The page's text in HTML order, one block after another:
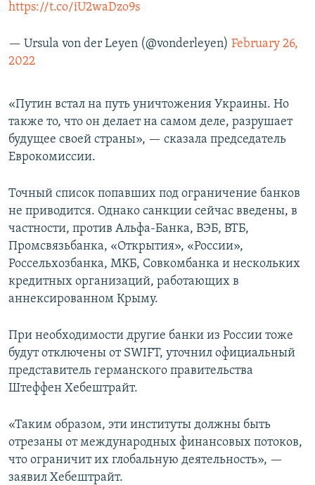
https://t.co/iU2waDzo9s
— Ursula von der Leyen (@vonderleyen) February 26,
2022
«Путин встал на путь уничтожения Украины. Но
также то, что он делает на самом деле, разрушает
будущее своей страны», — сказала председатель
Еврокомиссии.
Точный список попавших под ограничение банков
не приводится. Однако санкции сейчас введены, в
частности, против Альфа-Банка, ВЭБ, ВТБ,
Промсвязьбанка, «Открытия», «России»,
Россельхозбанка, МКБ, Совкомбанка и нескольких
кредитных организаций, работающих в
аннексированном Крыму.
При необходимости другие банки из России тоже
будут отключены от SWIFT, уточнил официальный
представитель германского правительства
Штеффен Хебештрайт.
«Таким образом, эти институты должны быть
отрезаны от международных финансовых потоков,
что ограничит их глобальную деятельность», —
заявил Хебештрайт.